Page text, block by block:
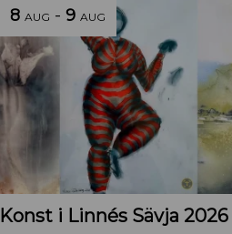
8 AUG - 9 AUG
Konst i Linnés Sävja 2026